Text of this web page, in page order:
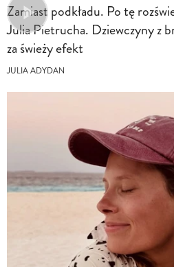
Zamiast podkładu. Po tę
Julia Pietrucha. Dziewczyny z
za świeży efekt
JULIA ADYDAN